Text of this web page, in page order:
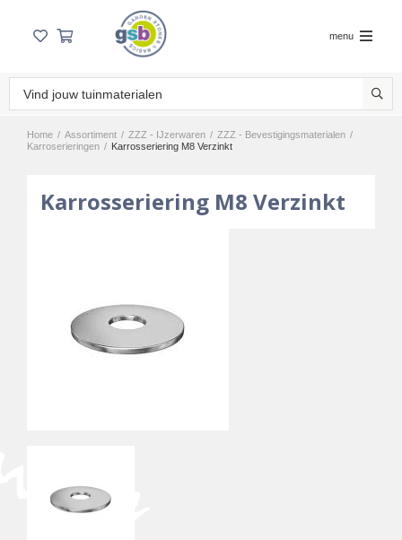
menu
Home / Assortiment / ZZZ - IJzerwaren / ZZZ - Bevestigingsmaterialen /
Karroserieringen / Karrosseriering M8 Verzinkt
Karrosseriering M8 Verzinkt